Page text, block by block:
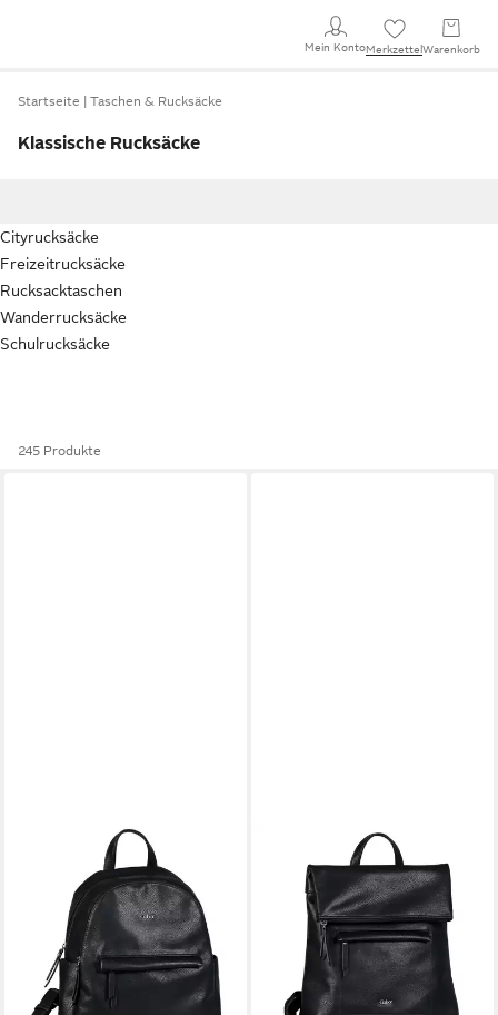
Mein KontoMerkzettel Warenkorb
Startseite Taschen & Rucksäcke
Klassische Rucksäcke
Cityrucksäcke
Freizeitrucksäcke
Rucksacktaschen
Wanderrucksäcke
Schulrucksäcke
245 Produkte